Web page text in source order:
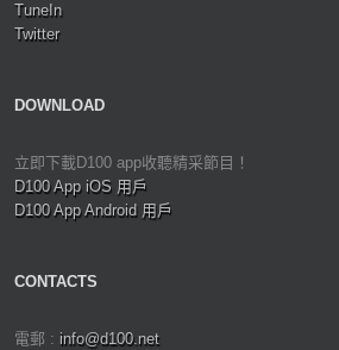
TuneIn
Twitter
DOWNLOAD
立即下載D100 app收聽精采節目！
D100 App iOS 用戶
D100 App Android 用戶
CONTACTS
電郵 : info@d100.net